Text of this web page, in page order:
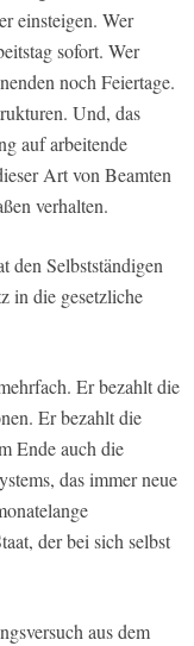
einsteigen. Wer
sofort. Wer
noch Feiertage.
Und, das
auf arbeitende
Art von Beamten
verhalten.
den Selbstständigen
in die gesetzliche
Er bezahlt die
Er bezahlt die
Ende auch die
das immer neue
der bei sich selbst
aus dem